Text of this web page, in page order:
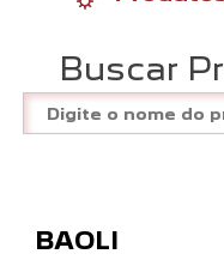
Buscar
BAOLI